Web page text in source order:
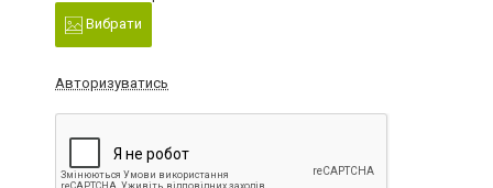
Вибрати
Авторизуватись